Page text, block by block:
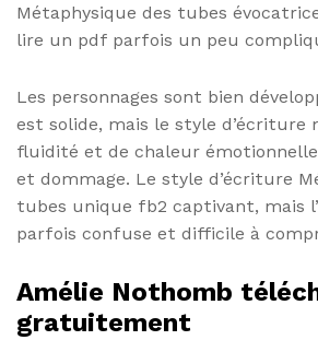
Métaphysique des tubes
lire un pdf parfois un peu
Les personnages sont bien
est solide, mais le style d’écriture
fluidité et de chaleur
et dommage. Le style d’écriture
tubes unique fb2 captivant, mais
parfois confuse et difficile à
Amélie Nothomb
gratuitement